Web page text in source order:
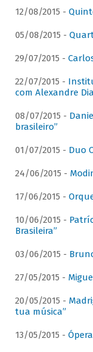
12/08/2015 -
05/08/2015 -
29/07/2015 -
22/07/2015 -
com Alexandre
08/07/2015 -
brasileiro”
01/07/2015 - Duo
24/06/2015 -
17/06/2015 -
10/06/2015 -
Brasileira”
03/06/2015 -
27/05/2015 -
20/05/2015 -
tua música”
13/05/2015 -